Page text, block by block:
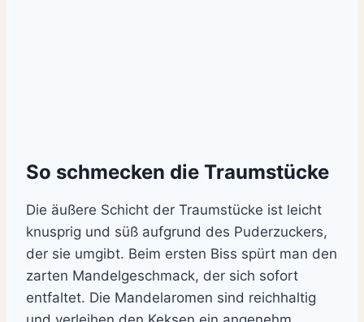
So schmecken die Traumstücke
Die äußere Schicht der Traumstücke ist leicht
knusprig und süß aufgrund des Puderzuckers,
der sie umgibt. Beim ersten Biss spürt man den
zarten Mandelgeschmack, der sich sofort
entfaltet. Die Mandelaromen sind reichhaltig